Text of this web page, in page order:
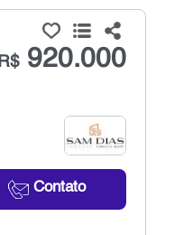
R$920.000
Contato